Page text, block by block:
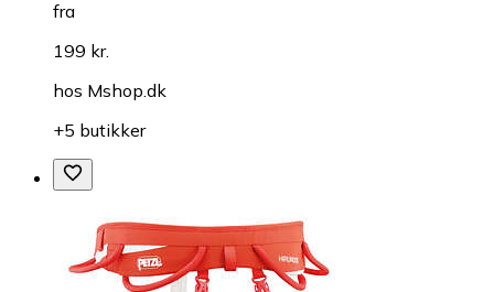
fra
199 kr.
hos Mshop.dk
+5 butikker